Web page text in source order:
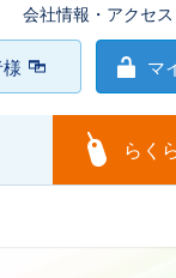
らく
会社情報・アクセス
マ